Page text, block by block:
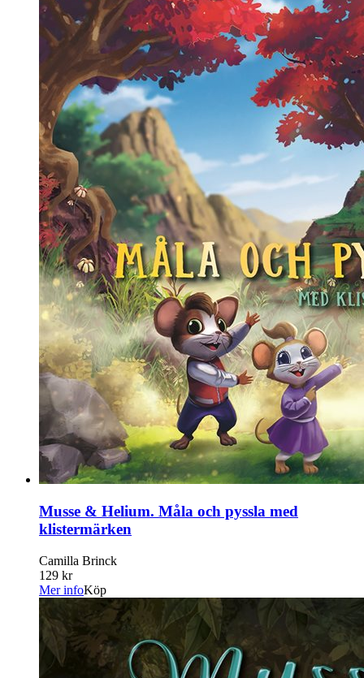
Musse & Helium. Måla och pyssla med
klistermärken
Camilla Brinck
129 kr
Mer infoKöp